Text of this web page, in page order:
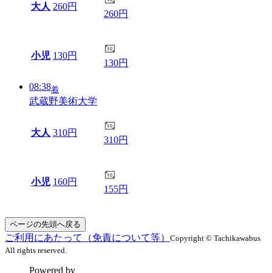
大人 260円
260円
小児 130円
130円
08:38着
武蔵野美術大学
大人 310円
310円
小児 160円
155円
ページの先頭へ戻る
ご利用にあたって（免責について等） Copyright © Tachikawabus
All rights reserved.
Powered by